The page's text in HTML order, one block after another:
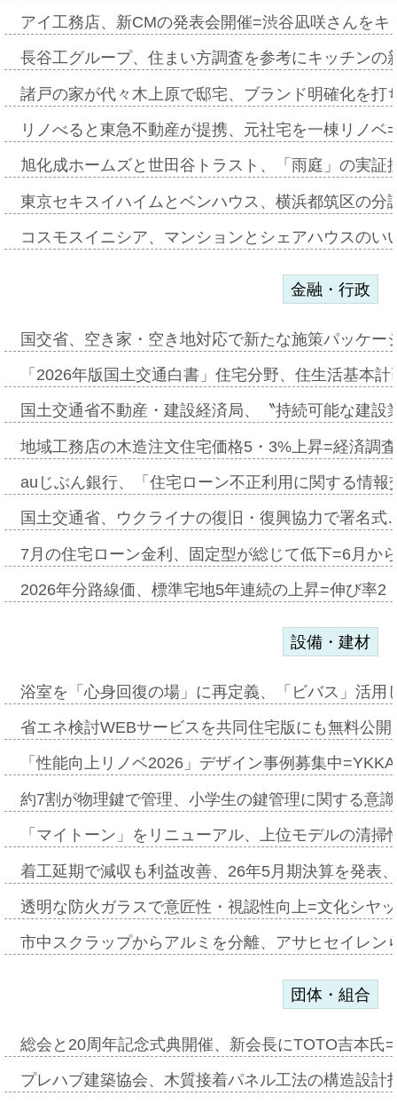
アイ工務店、新CMの発表会開催=渋谷凪咲さんを
長谷工グループ、住まい方調査を参考にキッチン
諸戸の家が代々木上原で邸宅、ブランド明確化を
リノべると東急不動産が提携、元社宅を一棟リノ
旭化成ホームズと世田谷トラスト、「雨庭」の実
東京セキスイハイムとベンハウス、横浜都筑区の
コスモスイニシア、マンションとシェアハウスの
金融・行政
国交省、空き家・空き地対応で新たな施策パッケ
「2026年版国土交通白書」住宅分野、住生活基本
国土交通省不動産・建設経済局、〝持続可能な建
地域工務店の木造注文住宅価格5・3%上昇=経済調
auじぶん銀行、「住宅ローン不正利用に関する情
国土交通省、ウクライナの復旧・復興協力で署名
7月の住宅ローン金利、固定型が総じて低下=6月か
2026年分路線価、標準宅地5年連続の上昇=伸び率
設備・建材
浴室を「心身回復の場」に再定義、「ビバス」活
省エネ検討WEBサービスを共同住宅版にも無料公
「性能向上リノベ2026」デザイン事例募集中
約7割が物理鍵で管理、小学生の鍵管理に関する意
「マイトーン」をリニューアル、上位モデルの清
着工延期で減収も利益改善、26年5月期決算を発表
透明な防火ガラスで意匠性・視認性向上=文化シヤ
市中スクラップからアルミを分離、アサヒセイレ
団体・組合
総会と20周年記念式典開催、新会長にTOTO吉本氏
プレハブ建築協会、木質接着パネル工法の構造設